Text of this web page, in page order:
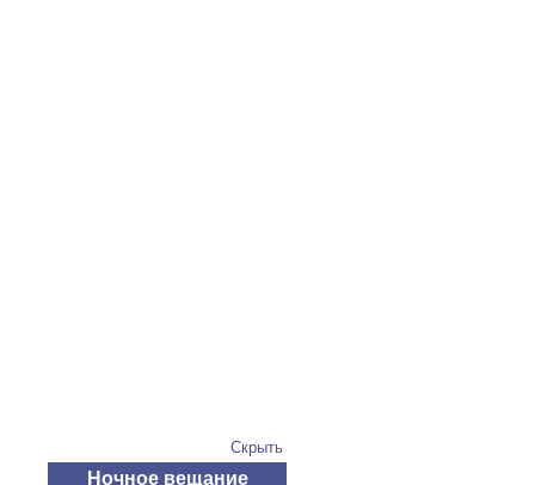
Скрыть
Ночное вещание